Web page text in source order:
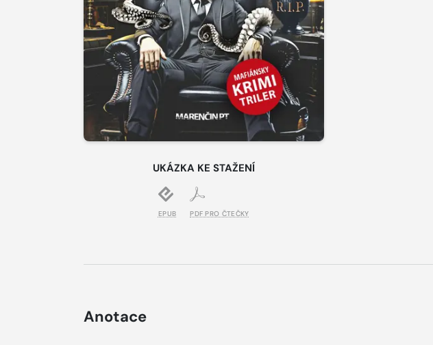
UKÁZKA KE STAŽENÍ
EPUB PDF PRO ČTEČKY
Anotace